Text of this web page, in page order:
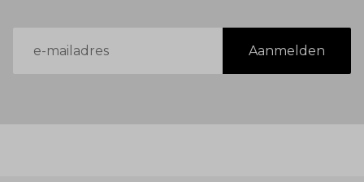
mailadres
Aanmelden